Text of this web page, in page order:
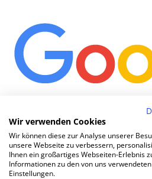
Wie komme ich in
1?|
Wir verwenden Cookies
Wir können diese zur Analyse unserer
unsere Webseite zu verbessern,
Ihnen ein großartiges Webseiten-Erlebnis
Informationen zu den von uns
Einstellungen.